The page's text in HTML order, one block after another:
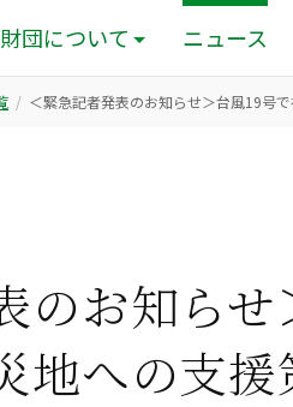
団について ニュース
＜緊急記者発表のお知らせ＞台風19号
のお知ら
地への支援